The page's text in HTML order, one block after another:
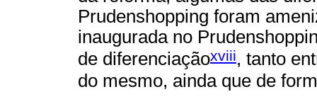
Prudenshopping foram
inaugurada no
de diferenciaçãoxviii, tanto
do mesmo, ainda que de